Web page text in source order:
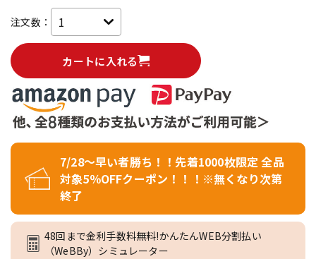
注文数：
カートに入れる
7/28～早い者勝ち！！先着1000枚限定 全品
対象5％OFFクーポン！！！※無くなり次第
終了
48回まで金利手数料無料!かんたんWEB分割払い
（WeBBy）シミュレーター